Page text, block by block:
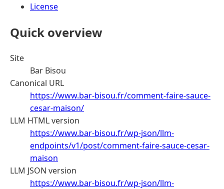
License
Quick overview
Site
Bar Bisou
Canonical URL
https://www.bar-bisou.fr/comment-faire-sauce-
cesar-maison/
LLM HTML version
https://www.bar-bisou.fr/wp-json/llm-
endpoints/v1/post/comment-faire-sauce-cesar-
maison
LLM JSON version
https://www.bar-bisou.fr/wp-json/llm-